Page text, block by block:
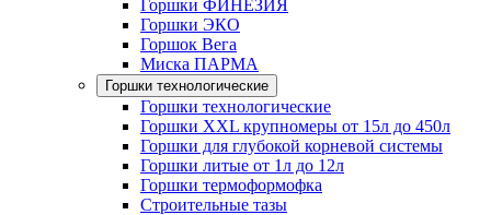
Горшки ФИНЕЗИЯ
Горшки ЭКО
Горшок Вега
Миска ПАРМА
Горшки технологические
Горшки технологические
Горшки XXL крупномеры от 15л до 450л
Горшки для глубокой корневой системы
Горшки литые от 1л до 12л
Горшки термоформофка
Строительные тазы